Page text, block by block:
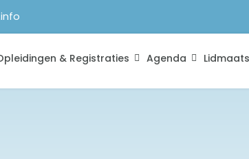
& Registraties Agenda